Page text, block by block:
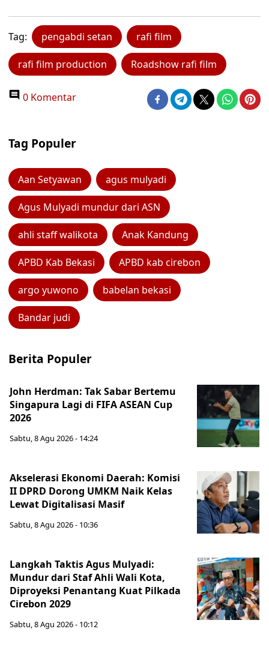
Tag: pengabdi setan rafi film
rafi film production Roadshow rafi film
0 Komentar
Tag Populer
Aan Setyawan agus mulyadi
Agus Mulyadi mundur dari ASN
ahli staff walikota Anak Kandung
APBD Kab Bekasi APBD kab cirebon
argo yuwono babelan bekasi
Bandar judi
Berita Populer
John Herdman: Tak Sabar Bertemu
Singapura Lagi di FIFA ASEAN Cup
2026
Sabtu, 8 Agu 2026 - 14:24
Akselerasi Ekonomi Daerah: Komisi
II DPRD Dorong UMKM Naik Kelas
Lewat Digitalisasi Masif
Sabtu, 8 Agu 2026 - 10:36
Langkah Taktis Agus Mulyadi:
Mundur dari Staf Ahli Wali Kota,
Diproyeksi Penantang Kuat Pilkada
Cirebon 2029
Sabtu, 8 Agu 2026 - 10:12